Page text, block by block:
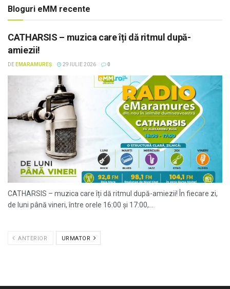
Bloguri eMM recente
CATHARSIS – muzica care îți dă ritmul după-
amiezii!
DE EMARAMUREȘ 29 IULIE 2026 0
CATHARSIS – muzica care îți dă ritmul după-amiezii! În fiecare zi,
de luni până vineri, între orele 16:00 și 17:00,...
ANTERIOR URMATOR